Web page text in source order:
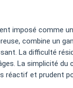
imposé comme
combine un
La difficulté
La simplicité
et prudent